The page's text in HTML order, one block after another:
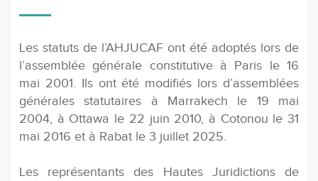
Les statuts de l’AHJUCAF ont été adoptés lors de
l’assemblée générale constitutive à Paris le 16
mai 2001. Ils ont été modifiés lors d’assemblées
générales statutaires à Marrakech le 19 mai
2004, à Ottawa le 22 juin 2010, à Cotonou le 31
mai 2016 et à Rabat le 3 juillet 2025.
Les représentants des Hautes Juridictions de